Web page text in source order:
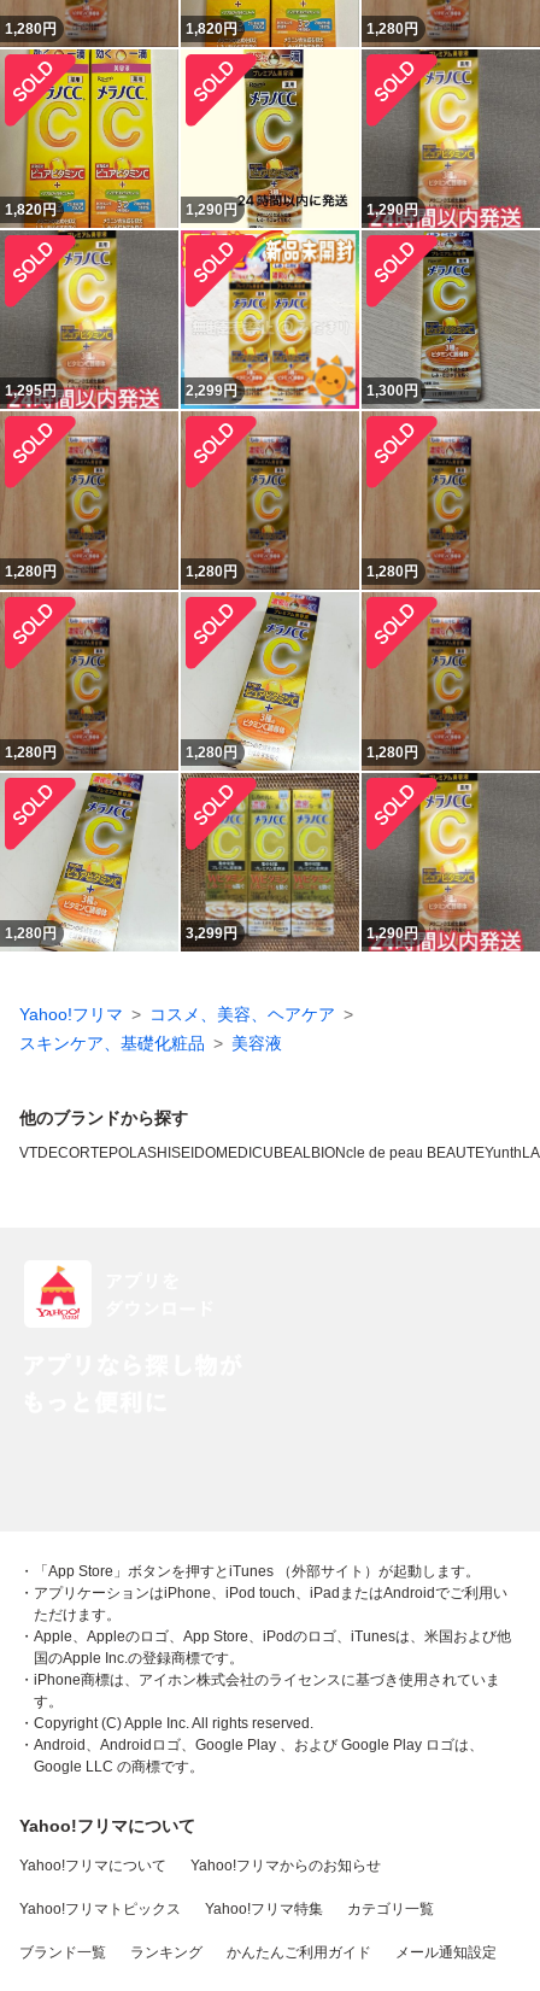
1,280円 1,820円 1,280円
1,820円 1,290 円 1,290円
1,295円 2,299円 1,300円
1,280円 1,280円 1,280円
1,280円 1,280円 1,280円
1,280円 3,299円 1,290円
Yahoo!フリマ
コスメ、美容、ヘアケア
スキンケア、基礎化粧品
美容液
他のブランドから探す
VTDECORTEPOLASHISEIDOMEDICUBEALBIONcle de peau BEAUTEYunth
・「App Store」ボタンを押すとiTunes （外部サイト）が起動します。
・アプリケーションはiPhone、iPod touch、iPadまたはAndroidでご利用い
ただけます。
・Apple、Appleのロゴ、App Store、iPodのロゴ、iTunesは、米国および他
国のApple Inc.の登録商標です。
・iPhone商標は、アイホン株式会社のライセンスに基づき使用されていま
す。
・Copyright (C) Apple Inc. All rights reserved.
・Android、Androidロゴ、Google Play 、および Google Play ロゴは、
Google LLC の商標です。
Yahoo!フリマについて
Yahoo!フリマについて Yahoo!フリマからのお知らせ
Yahoo!フリマトピックス Yahoo!フリマ特集 カテゴリ一覧
ブランド一覧 ランキング かんたんご利用ガイド メール通知設定